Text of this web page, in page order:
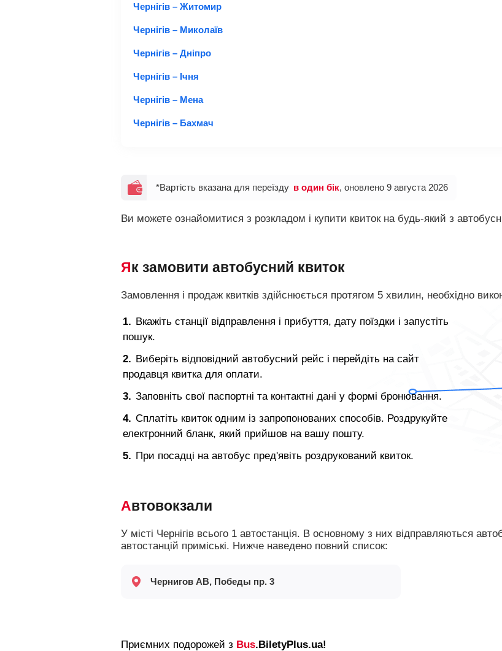
Чернігів – Житомир
Чернігів – Миколаїв
Чернігів – Дніпро
Чернігів – Ічня
Чернігів – Мена
Чернігів – Бахмач
*Вартість вказана для переїзду в один бік, оновлено 9 августа 2026
Ви можете ознайомитися з розкладом і купити квиток на будь-який з
Як замовити автобусний квиток
Замовлення і продаж квитків здійснюється протягом 5 хвилин, необхідно
Вкажіть станції відправлення і прибуття, дату поїздки і запустіть
пошук.
Виберіть відповідний автобусний рейс і перейдіть на сайт
продавця квитка для оплати.
Заповніть свої паспортні та контактні дані у формі бронювання.
Сплатіть квиток одним із запропонованих способів. Роздрукуйте
електронний бланк, який прийшов на вашу пошту.
При посадці на автобус пред'явіть роздрукований квиток.
Автовокзали
У місті Чернігів всього 1 автостанція. В основному з них відправляються автобуси далекого прямування, а з
автостанцій приміські. Нижче наведено повний список:
Чернигов АВ, Победы пр. 3
Приємних подорожей з Bus.BiletyPlus.ua!